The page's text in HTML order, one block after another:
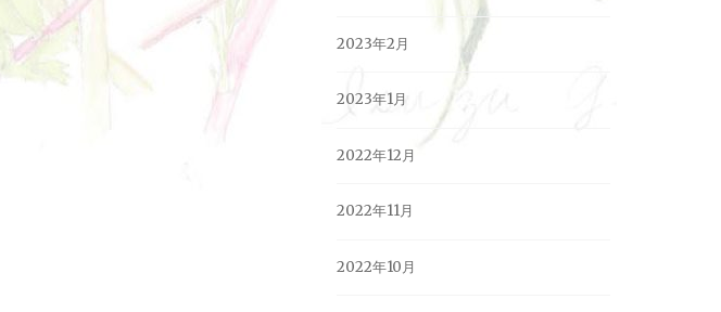
2023年2月
2023年1月
2022年12月
2022年11月
2022年10月